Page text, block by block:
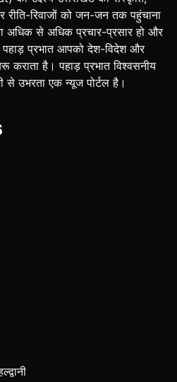
रीति-रिवाजों को जन-जन तक पहुंचाना
से अधिक प्रचार-प्रसार हो और
प्रभात आपको देश-विदेश और
कराता है। पहाड़ प्रभात विश्वसनीय
उभरता एक न्यूज पोर्टल है।